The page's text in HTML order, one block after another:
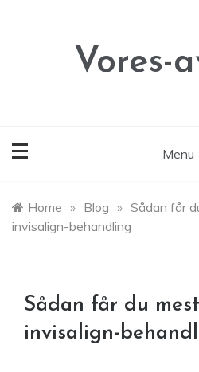
Vores-
Menu
Home » Blog » Sådan får
invisalign-behandling
Sådan får du
invisalign-